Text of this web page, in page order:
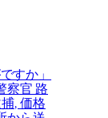
すか」
察官 路
, 価格